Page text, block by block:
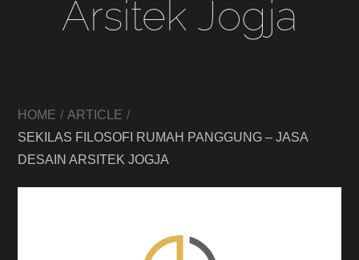
Arsitek Jogja
HOME
ARTICLE
SEKILAS FILOSOFI RUMAH PANGGUNG – JASA
DESAIN ARSITEK JOGJA